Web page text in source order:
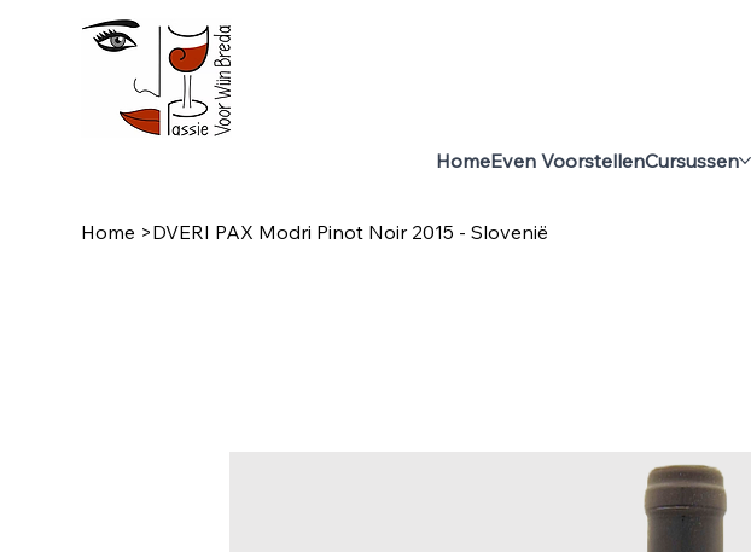
HomeEven VoorstellenCursussen
Home >DVERI PAX Modri Pinot Noir 2015 - Slovenië